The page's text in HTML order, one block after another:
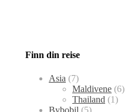
Finn din reise
Asia (7)
Maldivene (6)
Thailand (1)
Bybobil (5)